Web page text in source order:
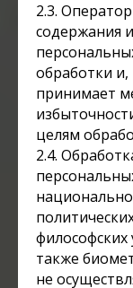
2.3.
содержания
обработки и,
принимает
целям
2.4.
также
не